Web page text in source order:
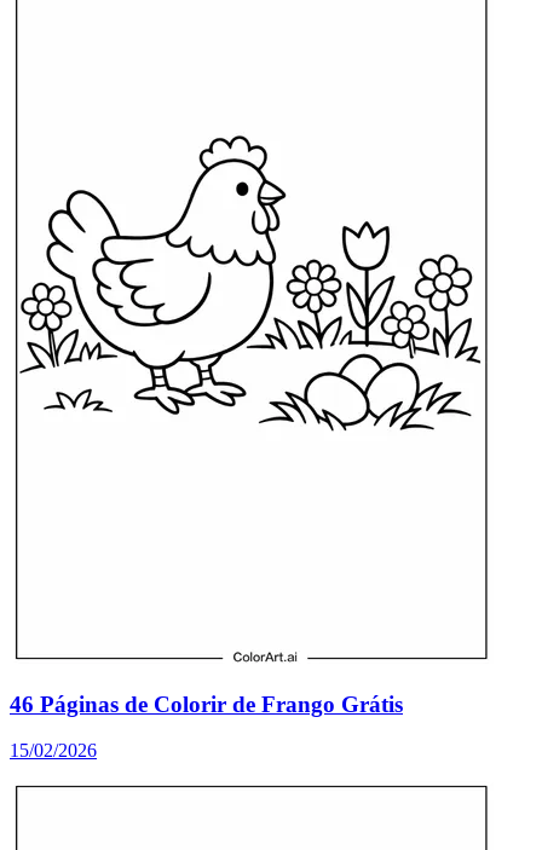
46 Páginas de Colorir de Frango Grátis
15/02/2026